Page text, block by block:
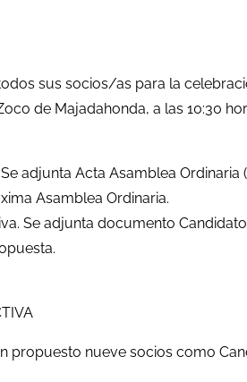
sus socios/as para la
de Majadahonda, a las 10:30
adjunta Acta Asamblea Ordinaria
Asamblea Ordinaria.
Se adjunta documento
propuesto nueve socios como